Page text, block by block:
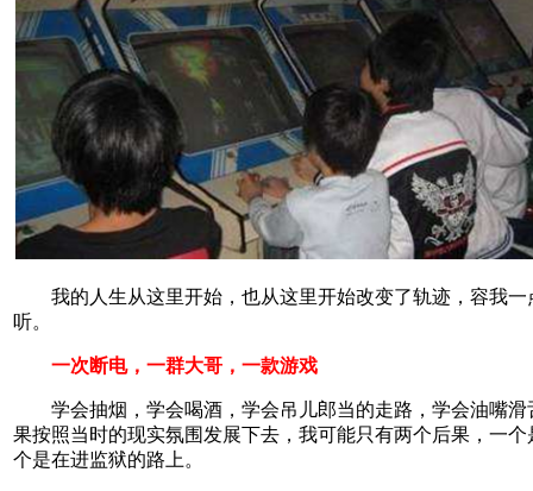
我的人生从这里开始，也从这里开始改变了轨迹，容我一
听。
一次断电，一群大哥，一款游戏
学会抽烟，学会喝酒，学会吊儿郎当的走路，学会油嘴滑
果按照当时的现实氛围发展下去，我可能只有两个后果，一个
个是在进监狱的路上。